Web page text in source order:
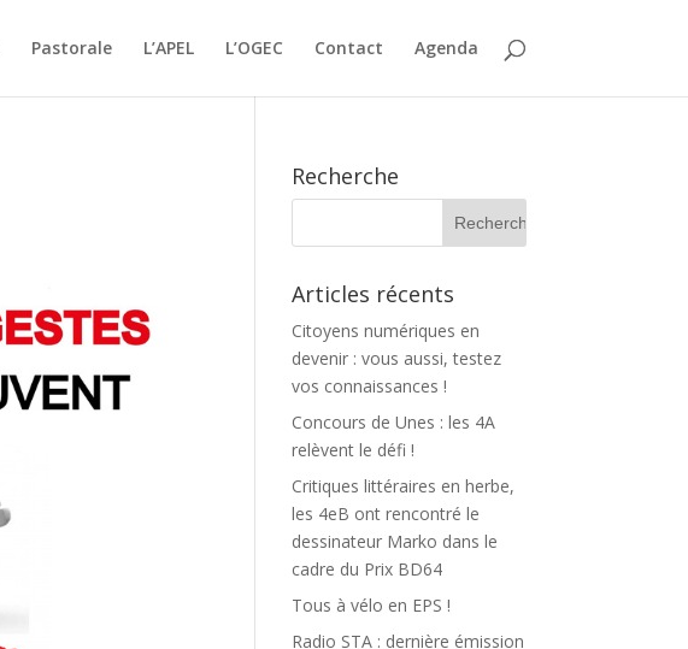
Pastorale L’APEL L’OGEC Contact Agenda
Recherche
Articles récents
Citoyens numériques en
devenir : vous aussi, testez
vos connaissances !
Concours de Unes : les 4A
relèvent le défi !
Critiques littéraires en herbe,
les 4eB ont rencontré le
dessinateur Marko dans le
cadre du Prix BD64
Tous à vélo en EPS !
Radio STA : dernière émission